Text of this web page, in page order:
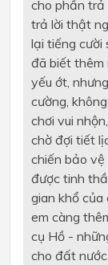
cho phần trả
trả lời thật
lại tiếng cười
đã biết thêm
yếu ớt,
cường,
chơi vui
chờ đợi tiết
chiến bảo
được tinh
gian khổ của
em càng
cụ Hồ -
cho đất